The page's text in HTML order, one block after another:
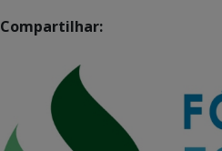
Compartilhar: